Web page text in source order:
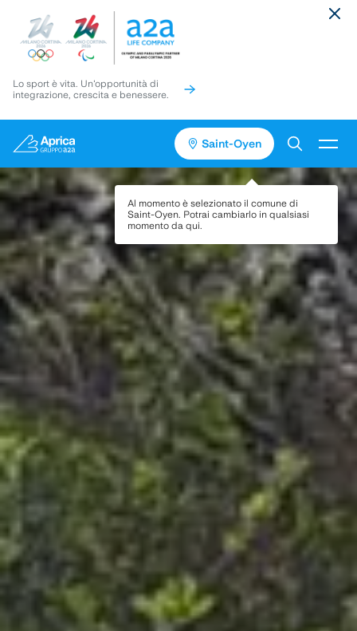
Vai
al
contenuto
Vai
al
pié
di
pagina
Lo sport è vita. Un'opportunità di
integrazione, crescita e benessere.
Saint-Oyen
Al momento è selezionato il comune di
Saint-Oyen. Potrai cambiarlo in qualsiasi
momento da qui.
Servizi
Media
Progetti
Assistenza
Chi siamo
Prenota un ritiro
Torna
in
cima
alla
pagina